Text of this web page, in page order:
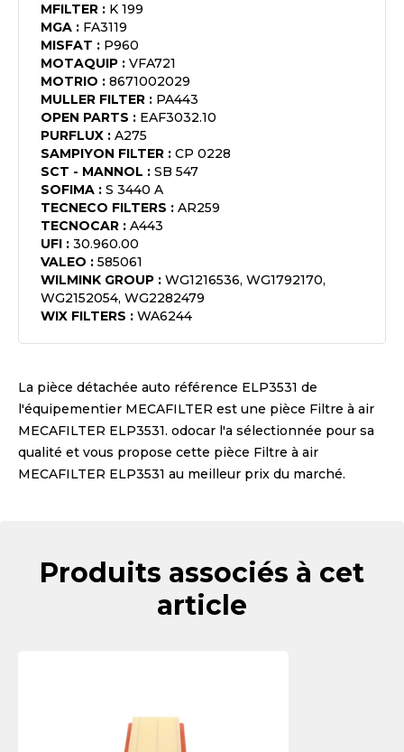
MFILTER : K 199
MGA : FA3119
MISFAT : P960
MOTAQUIP : VFA721
MOTRIO : 8671002029
MULLER FILTER : PA443
OPEN PARTS : EAF3032.10
PURFLUX : A275
SAMPIYON FILTER : CP 0228
SCT - MANNOL : SB 547
SOFIMA : S 3440 A
TECNECO FILTERS : AR259
TECNOCAR : A443
UFI : 30.960.00
VALEO : 585061
WILMINK GROUP : WG1216536, WG1792170,
WG2152054, WG2282479
WIX FILTERS : WA6244
La pièce détachée auto référence ELP3531 de
l'équipementier MECAFILTER est une pièce Filtre à air
MECAFILTER ELP3531. odocar l'a sélectionnée pour sa
qualité et vous propose cette pièce Filtre à air
MECAFILTER ELP3531 au meilleur prix du marché.
Produits associés à cet
article